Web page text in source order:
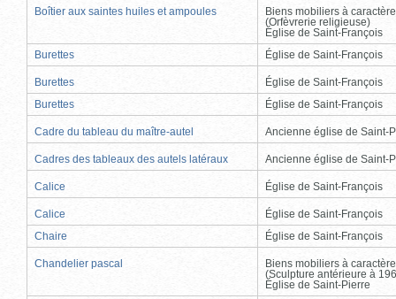
Boîtier aux saintes huiles et ampoules
Biens mobiliers à
(Orfèvrerie religieuse)
Église de Saint-François
Burettes
Église de Saint-François
Burettes
Église de Saint-François
Burettes
Église de Saint-François
Cadre du tableau du maître-autel Ancienne église de Saint-
Cadres des tableaux des autels latéraux Ancienne église de Saint-
Calice Église de Saint-François
Calice
Église de Saint-François
Chaire
Église de Saint-François
Chandelier pascal
Biens mobiliers à
(Sculpture antérieure à
Église de Saint-Pierre